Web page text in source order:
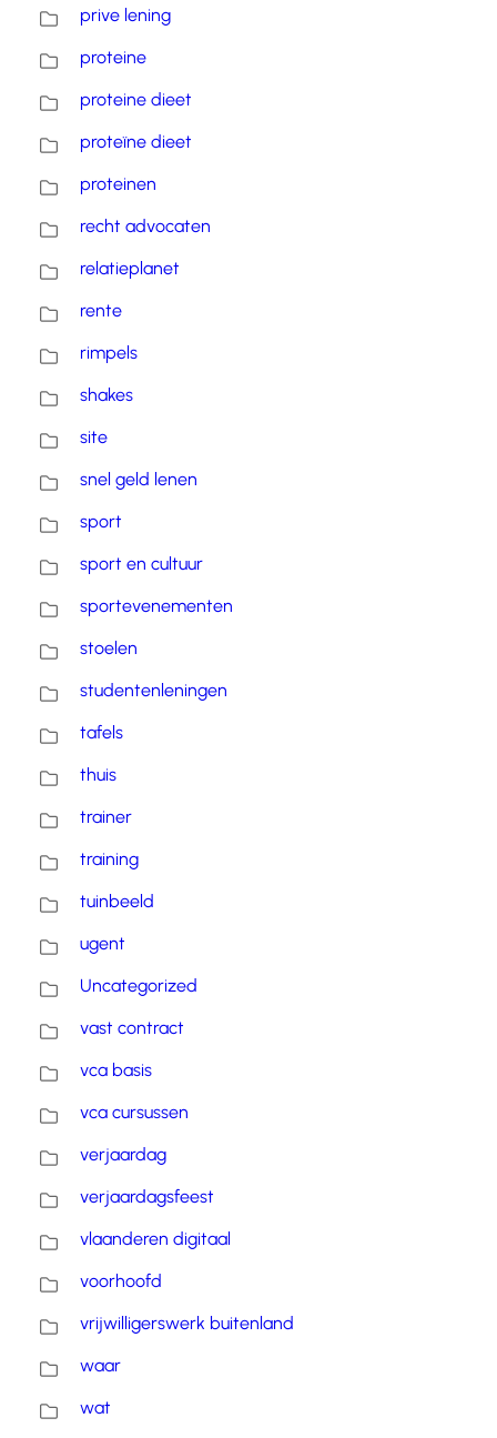
prive lening
proteine
proteine dieet
proteïne dieet
proteinen
recht advocaten
relatieplanet
rente
rimpels
shakes
site
snel geld lenen
sport
sport en cultuur
sportevenementen
stoelen
studentenleningen
tafels
thuis
trainer
training
tuinbeeld
ugent
Uncategorized
vast contract
vca basis
vca cursussen
verjaardag
verjaardagsfeest
vlaanderen digitaal
voorhoofd
vrijwilligerswerk buitenland
waar
wat